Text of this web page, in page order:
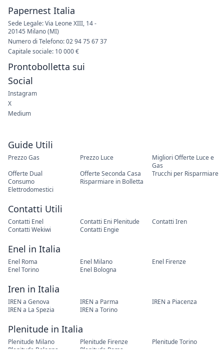
Guide Utili
Prezzo Gas Prezzo Luce
Migliori Offerte Luce e
Gas
Offerte Dual
Offerte Seconda Casa
Trucchi per Risparmiare
Consumo
Elettrodomestici
Risparmiare in Bolletta
Contatti Utili
Contatti Enel Contatti Eni Plenitude
Contatti Iren
Contatti Wekiwi
Contatti Engie
Enel in Italia
Enel Roma Enel Milano
Enel Firenze
Enel Torino
Enel Bologna
Iren in Italia
IREN a Genova IREN a Parma
IREN a Piacenza
IREN a La Spezia
IREN a Torino
Plenitude in Italia
Plenitude Milano Plenitude Firenze
Plenitude Torino
Papernest Italia
Sede Legale: Via Leone XIII, 14 -
20145 Milano (MI)
Numero di Telefono: 02 94 75 67 37
Capitale sociale: 10 000 €
Prontobolletta sui
Social
Instagram
X
Medium